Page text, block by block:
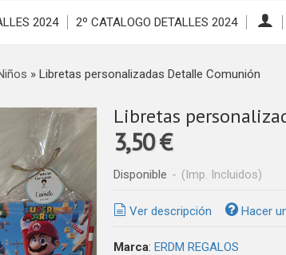
2024 2º CATALOGO DETALLES 2024
» Libretas personalizadas Detalle Comunión
Libretas
3,50 €
Disponible - (Imp. Incluidos)
Ver descripción Hacer
Marca: ERDM REGALOS